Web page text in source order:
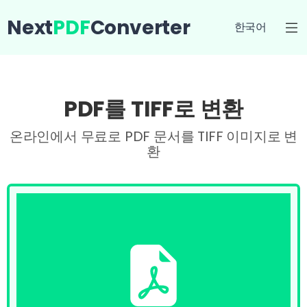
NextPDFConverter 한국어
PDF를 TIFF로 변환
온라인에서 무료로 PDF 문서를 TIFF 이미지로 변
환